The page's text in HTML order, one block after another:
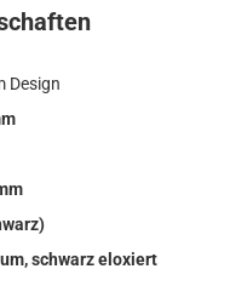
Design
schwarz eloxiert